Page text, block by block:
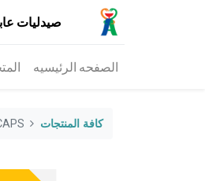
صيدليات
الصفحه الرئيسيه
كافة المنتجات